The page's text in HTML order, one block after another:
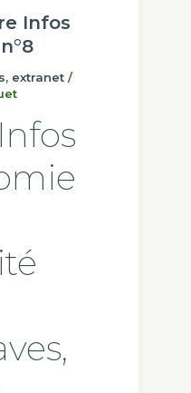
Infos
, extranet /